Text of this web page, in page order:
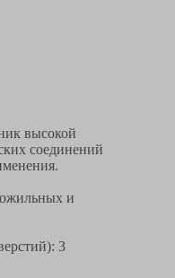
высокой
соединений
и
3